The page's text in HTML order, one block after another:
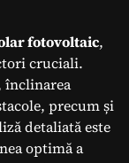
fotovoltaic,
cruciali.
înclinarea
precum și
detaliată este
optimă a